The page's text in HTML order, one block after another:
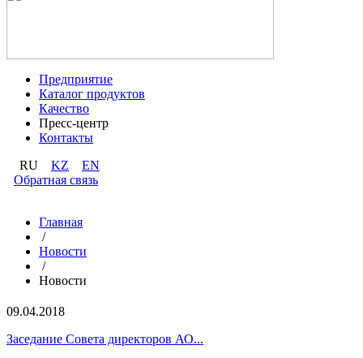
Предприятие
Каталог продуктов
Качество
Пресс-центр
Контакты
RU KZ
EN
Обратная связь
Главная
/
Новости
/
Новости
09.04.2018
Заседание Совета директоров АО...